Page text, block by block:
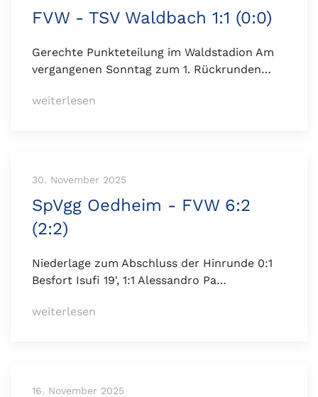
FVW - TSV Waldbach 1:1 (0:0)
Gerechte Punkteteilung im Waldstadion Am
vergangenen Sonntag zum 1. Rückrunden…
weiterlesen
30. November 2025
SpVgg Oedheim - FVW 6:2
(2:2)
Niederlage zum Abschluss der Hinrunde 0:1
Besfort Isufi 19', 1:1 Alessandro Pa…
weiterlesen
16. November 2025